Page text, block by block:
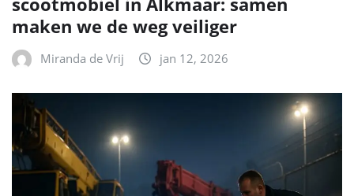
maken we de weg veiliger
Miranda de Vrij jan 12, 2026